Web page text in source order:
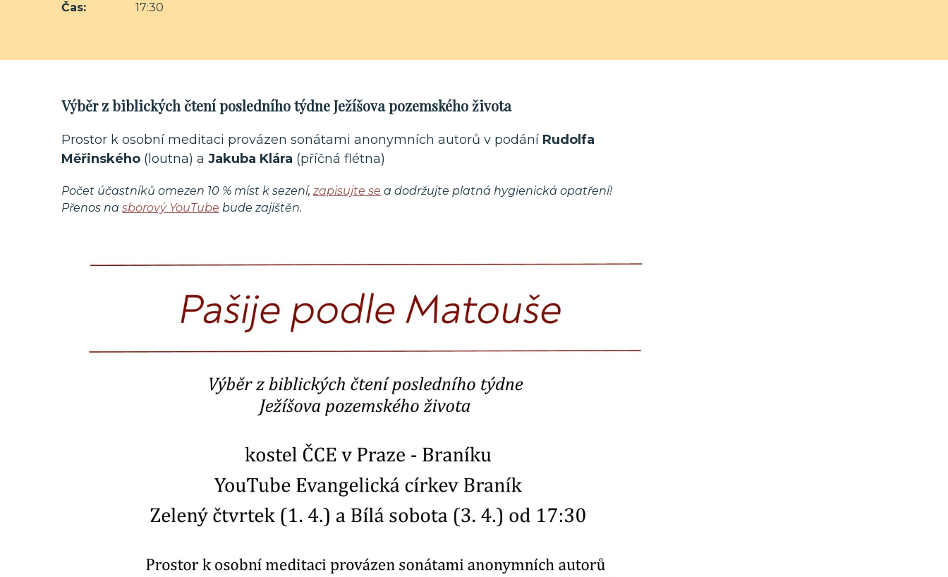
Čas: 17:30
Výběr z biblických čtení posledního týdne Ježíšova pozemského života
Prostor k osobní meditaci provázen sonátami anonymních autorů v podání Rudolfa
Měřinského (loutna) a Jakuba Klára (příčná flétna)
Počet účastníků omezen 10 % míst k sezení, zapisujte se a dodržujte platná hygienická opatření!
Přenos na sborový YouTube bude zajištěn.